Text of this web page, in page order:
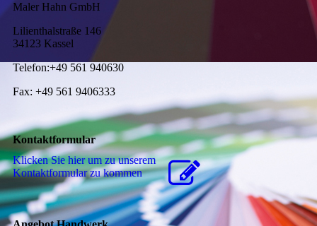
Maler Hahn GmbH
Lilienthalstraße 146
34123 Kassel
Telefon:+49 561 940630
Fax: +49 561 9406333
Kontaktformular
Klicken Sie hier um zu unserem
Kon­takt­for­mu­lar zu kommen